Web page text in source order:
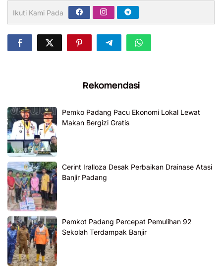
Ikuti Kami Pada
Rekomendasi
Pemko Padang Pacu Ekonomi Lokal Lewat
Makan Bergizi Gratis
Cerint Iralloza Desak Perbaikan Drainase Atasi
Banjir Padang
Pemkot Padang Percepat Pemulihan 92
Sekolah Terdampak Banjir